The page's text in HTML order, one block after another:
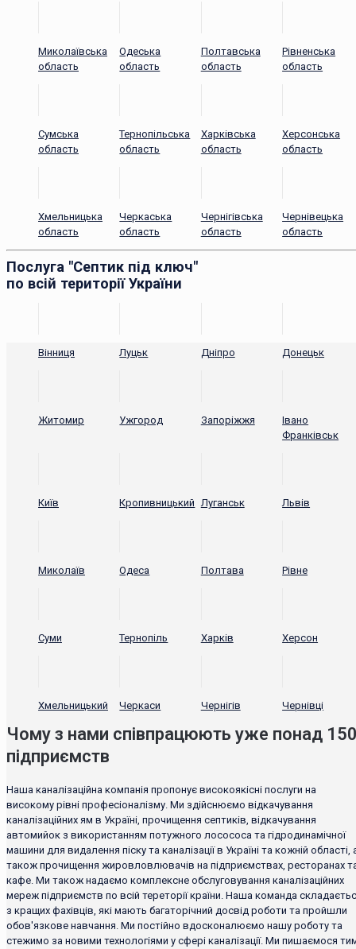
Миколаївська
область
Одеська
область
Полтавська
область
Рівненська
область
Сумська
область
Тернопільська
область
Харківська
область
Херсонська
область
Хмельницька
область
Черкаська
область
Чернігівська
область
Чернівецька
область
Послуга "Септик під ключ"
по всій території України
Вінниця Луцьк Дніпро Донецьк
Житомир Ужгород Запоріжжя
Івано
Франківськ
Київ Кропивницький Луганськ Львів
Миколаїв Одеса Полтава Рівне
Суми Тернопіль Харків Херсон
Хмельницький Черкаси Чернігів Чернівці
Чому з нами співпрацюють уже понад
підприємств
Наша каналізаційна компанія пропонує високоякісні послуги на
високому рівні професіоналізму. Ми здійснюємо відкачування
каналізаційних ям в Україні, прочищення септиків, відкачування
автомийок з використанням потужного лосососа та гідродинамічної
машини для видалення піску та каналізації в Україні та кожній області,
також прочищення жировловлювачів на підприємствах, ресторанах
кафе. Ми також надаємо комплексне обслуговування каналізаційних
мереж підприємств по всій тереторії країни. Наша команда
з кращих фахівців, які мають багаторічний досвід роботи та пройшли
обов'язкове навчання. Ми постійно вдосконалюємо нашу роботу та
стежимо за новими технологіями у сфері каналізації. Ми пишаємося